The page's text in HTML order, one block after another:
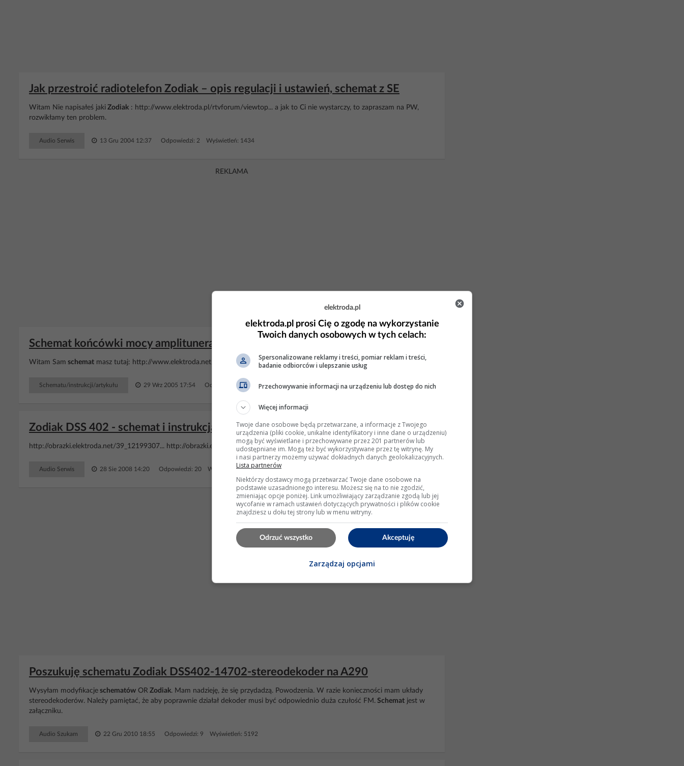
Jak przestroić radiotelefon Zodiak – opis regulacji i ustawień, schemat z SE
Witam Nie napisałeś jaki Zodiak : http://www.elektroda.pl/rtvforum/viewtop... a jak to Ci nie wystarczy, to zapraszam na PW,
rozwikłamy ten problem.
Audio Serwis 13 Gru 2004 12:37 Odpowiedzi: 2 Wyświetleń: 1434
REKLAMA
Schemat końcówki mocy amplitunera Zodiak DSS 402 - wycięcie z płytki
Witam Sam schemat masz tutaj: http://www.elektroda.net/download.php?fi...
Schematu/instrukcji/artykułu 29 Wrz 2005 17:54 Odpowiedzi: 1 Wyświetleń: 1579
Zodiak DSS 402 - schemat i instrukcja przestrojenia radia Unitra
http://obrazki.elektroda.net/39_12199307... http://obrazki.elektroda.net/39_12199307...
Audio Serwis 28 Sie 2008 14:20 Odpowiedzi: 20 Wyświetleń: 40049
REKLAMA
Poszukuję schematu Zodiak DSS402-14702-stereodekoder na A290
Wysyłam modyfikacje schematów OR Zodiak. Mam nadzieję, że się przydadzą. Powodzenia. W razie konieczności mam układy
stereodekoderów. Należy pamiętać, że aby poprawnie działał dekoder musi być odpowiednio duża czułość FM. Schemat jest w
załączniku.
Audio Szukam 22 Gru 2010 18:55 Odpowiedzi: 9 Wyświetleń: 5192
elektroda.pl
elektroda.pl prosi Cię o zgodę na wykorzystanie
Twoich danych osobowych w tych celach:
Spersonalizowane reklamy i treści, pomiar reklam i treści,
badanie odbiorców i ulepszanie usług
Przechowywanie informacji na urządzeniu lub dostęp do nich
Więcej informacji
Twoje dane osobowe będą przetwarzane, a informacje z Twojego
urządzenia (pliki cookie, unikalne identyfikatory i inne dane o urządzeniu)
mogą być wyświetlane i przechowywane przez 201 partnerów lub
udostępniane im. Mogą też być wykorzystywane przez tę witrynę. My
i nasi partnerzy możemy używać dokładnych danych geolokalizacyjnych.
Lista partnerów
Niektórzy dostawcy mogą przetwarzać Twoje dane osobowe na
podstawie uzasadnionego interesu. Możesz się na to nie zgodzić,
zmieniając opcje poniżej. Link umożliwiający zarządzanie zgodą lub jej
wycofanie w ramach ustawień dotyczących prywatności i plików cookie
znajdziesz u dołu tej strony lub w menu witryny.
Akceptuję
Odrzuć wszystko
Zarządzaj opcjami